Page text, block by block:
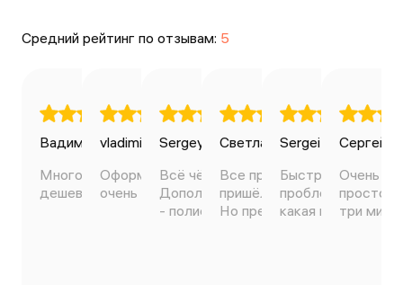
Средний рейтинг по отзывам: 5
Вадим Ильин
27.04.2025
Много вариантов сделать
дешевле, быстрое оформление.
vladimir bondarenko
28.04.2025
Оформил всё самостоятельно,
очень понравилось 😊
Sergey Avdeev
20.01.2025
Всё чётко, понятно, оперативно.
Дополню, если кто сомневается
- полисы официальные 100%))
Светлана
Все прошло быстро. Полис
пришёл на электронную
Но предложений мало.
Sergei Volkov
Быстро, чётко,
проблем
какая мне более
Сергей
Очень
просто
три